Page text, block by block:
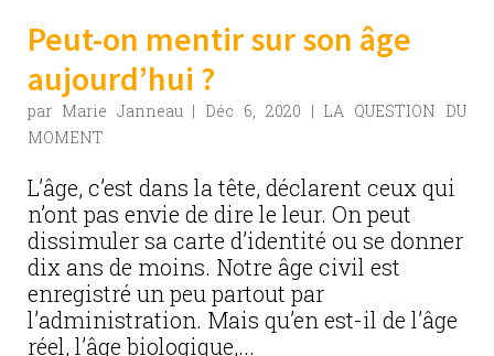
Peut-on mentir sur son âge
aujourd’hui ?
par Marie Janneau | Déc 6, 2020 | LA QUESTION DU
MOMENT
L’âge, c’est dans la tête, déclarent ceux qui
n’ont pas envie de dire le leur. On peut
dissimuler sa carte d’identité ou se donner
dix ans de moins. Notre âge civil est
enregistré un peu partout par
l’administration. Mais qu’en est-il de l’âge
réel, l’âge biologique,...